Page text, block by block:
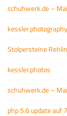
schuhwerk.de –
kessler.photography
Stolpersteine
kessler.photos
schuhwerk.de –
php 5.6 update auf